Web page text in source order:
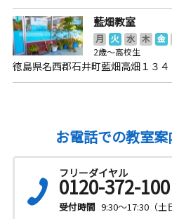
藍畑教室
月 火 水 木 金
2歳～高校生
徳島県名西郡石井町藍畑高畑１３４
お電話での教室案
フリーダイヤル
0120-372-100
受付時間 9:30～17:30（土